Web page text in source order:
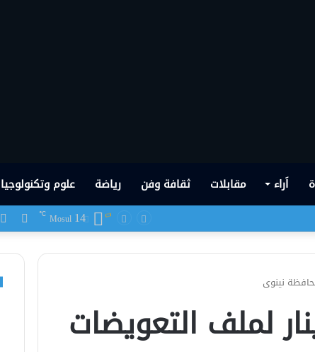
اَراء مقابلات ثقافة وفن رياضة علوم وتكنولوجيا
في تاريخه الحديث Mosul 14
℃
دينار لملف التعويضات